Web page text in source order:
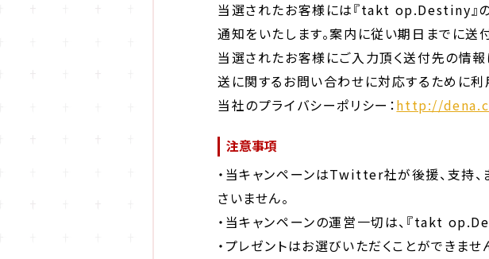
当選されたお客様には『takt op.Destiny』
通知をいたします。案内に従い期日までに送
当選されたお客様にご入力頂く送付先の情報
送に関するお問い合わせに対応するために利
当社のプライバシーポリシー：http://
注意事項
・当キャンペーンはTwitter社が後援、支持
さいません。
・当キャンペーンの運営一切は、『takt
・プレゼントはお選びいただくことができませ